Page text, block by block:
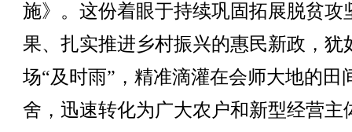
施》。这份着眼于持续巩固拓展脱贫攻
果、扎实推进乡村振兴的惠民新政，犹
场“及时雨”，精准滴灌在会师大地的田
舍，迅速转化为广大农户和新型经营主